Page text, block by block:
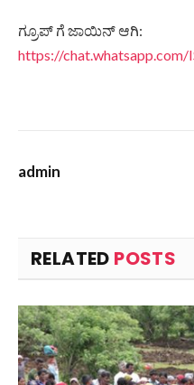
ಗ್ರೂಪ್ ಗೆ ಜಾಯಿನ್ ಆಗಿ:
https://
admin
RELATED POSTS